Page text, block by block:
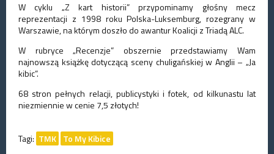
W cyklu „Z kart historii” przypominamy głośny mecz
reprezentacji z 1998 roku Polska-Luksemburg, rozegrany w
Warszawie, na którym doszło do awantur Koalicji z Triadą ALC.
W rubryce „Recenzje” obszernie przedstawiamy Wam
najnowszą książkę dotyczącą sceny chuligańskiej w Anglii – „Ja
kibic”.
68 stron pełnych relacji, publicystyki i fotek, od kilkunastu lat
niezmiennie w cenie 7,5 złotych!
Tagi: TMK To My Kibice